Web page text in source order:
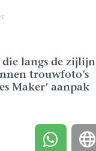
langs de zijlijn
trouwfoto’s
Maker’ aanpak